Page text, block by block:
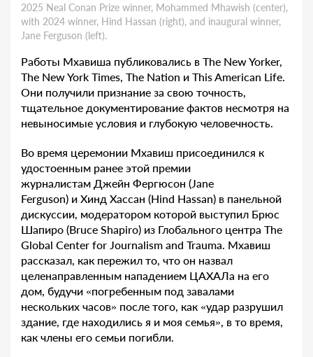
2025 Neal Conan Prize winner, Mohammed Mhawish (center),
with 2024 winner, Hind Hassan (right), and inaugural winner,
Jane Ferguson (left).
Работы Мхавиша публиковались в The New Yorker,
The New York Times, The Nation и This American Life.
Они получили признание за свою точность,
тщательное документирование фактов несмотря на
невыносимые условия и глубокую человечность.
Во время церемонии Мхавиш присоединился к
удостоенным ранее этой премии
журналистам Джейн Фергюсон (Jane
Ferguson) и Хинд Хассан (Hind Hassan) в панельной
дискуссии, модератором которой выступил Брюс
Шапиро (Bruce Shapiro) из Глобального центра The
Global Center for Journalism and Trauma. Мхавиш
рассказал, как пережил то, что он назвал
целенаправленным нападением ЦАХАЛа на его
дом, будучи «погребенным под завалами
нескольких часов» после того, как «удар разрушил
здание, где находились я и моя семья», в то время,
как члены его семьи погибли.